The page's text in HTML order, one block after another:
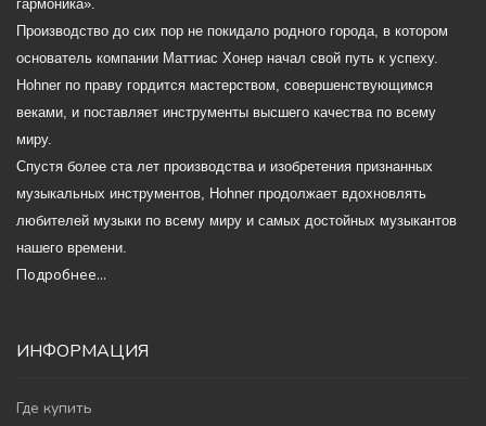
гармоника».
Производство до сих пор не покидало родного города, в котором
основатель компании Маттиас Хонер начал свой путь к успеху.
Hohner по праву гордится мастерством, совершенствующимся
веками, и поставляет инструменты высшего качества по всему
миру.
Спустя более ста лет производства и изобретения признанных
музыкальных инструментов, Hohner продолжает вдохновлять
любителей музыки по всему миру и самых достойных музыкантов
нашего времени.
Подробнее...
ИНФОРМАЦИЯ
Где купить